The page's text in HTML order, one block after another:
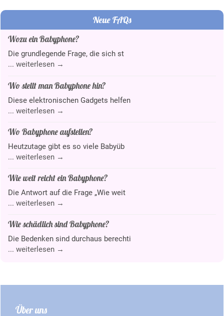
Neue FAQs
Wozu ein Babyphone?
Die grundlegende Frage, die sich st
... weiterlesen →
Wo stellt man Babyphone hin?
Diese elektronischen Gadgets helfen
... weiterlesen →
Wo Babyphone aufstellen?
Heutzutage gibt es so viele Babyüb
... weiterlesen →
Wie weit reicht ein Babyphone?
Die Antwort auf die Frage „Wie weit
... weiterlesen →
Wie schädlich sind Babyphone?
Die Bedenken sind durchaus berechti
... weiterlesen →
Über uns